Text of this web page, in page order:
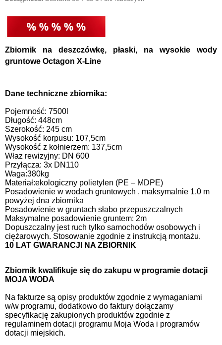
Zbiornik na deszczówkę, płaski, na wysokie wody
gruntowe Octagon X-Line
Dane techniczne zbiornika:
Pojemność: 7500l
Długość: 448cm
Szerokość: 245 cm
Wysokość korpusu: 107,5cm
Wysokość z kołnierzem: 137,5cm
Właz rewizyjny: DN 600
Przyłącza: 3x DN110
Waga:380kg
Materiał:ekologiczny polietylen (PE – MDPE)
Posadowienie w wodach gruntowych , maksymalnie 1,0 m
powyżej dna zbiornika
Posadowienie w gruntach słabo przepuszczalnych
Maksymalne posadowienie gruntem: 2m
Dopuszczalny jest ruch tylko samochodów osobowych i
ciężarowych. Stosowanie zgodnie z instrukcją montażu.
10 LAT GWARANCJI NA ZBIORNIK
Zbiornik kwalifikuje się do zakupu w programie dotacji
MOJA WODA
Na fakturze są opisy produktów zgodnie z wymaganiami
w/w programu, dodatkowo do faktury dołączamy
specyfikację zakupionych produktów zgodnie z
regulaminem dotacji programu Moja Woda i programów
dotacji miejskich.